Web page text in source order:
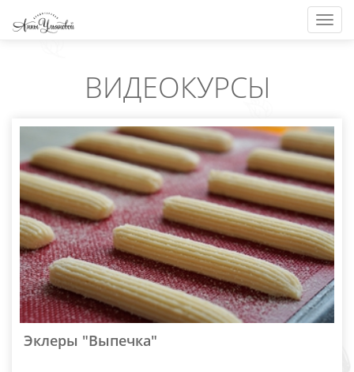
ВИДЕОКУРСЫ
Эклеры "Выпечка"